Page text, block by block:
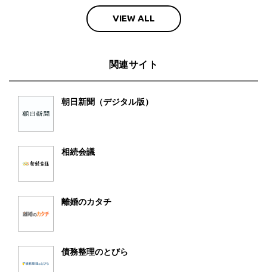
VIEW ALL
関連サイト
朝日新聞（デジタル版）
相続会議
離婚のカタチ
債務整理のとびら